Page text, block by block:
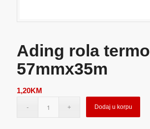
Ading rola termo
57mmx35m
1,20KM
Dodaj u korpu